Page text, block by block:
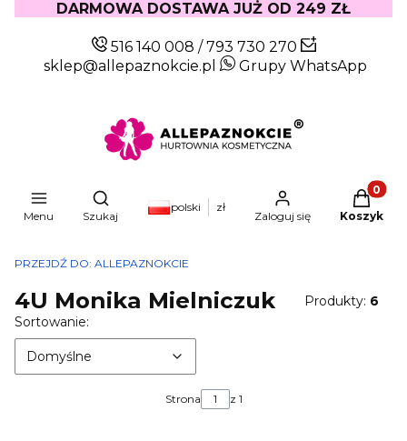
DARMOWA DOSTAWA JUŻ OD 249 ZŁ
516 140 008 /793 730 270
sklep@allepaznokcie.pl
Grupy WhatsApp
Menu
Otwórz wyszukiwarkę
Szukaj
polski zł
Zaloguj się Koszyk
PRZEJDŹ DO: ALLEPAZNOKCIE
4U Monika Mielniczuk Produkty: 6
Lista produktów
Sortowanie:
Domyślne
Strona z 1